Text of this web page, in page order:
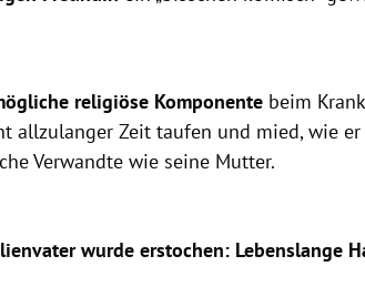
religiöse Komponente beim
allzulanger Zeit taufen und mied, wie er
Verwandte wie seine Mutter.
wurde erstochen: Lebenslange